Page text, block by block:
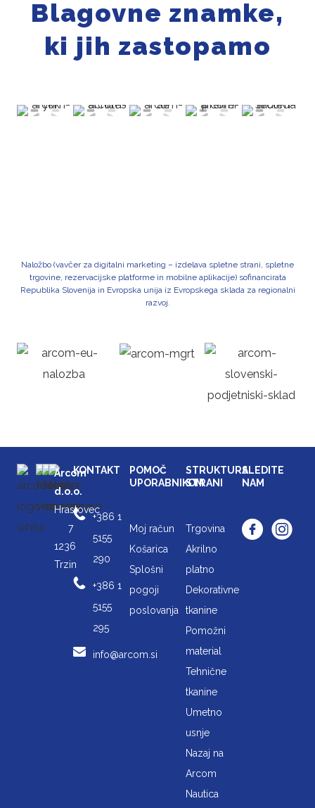
Blagovne znamke,
ki jih zastopamo
Naložbo (vavčer za digitalni marketing – izdelava spletne strani, spletne
trgovine, rezervacijske platforme in mobilne aplikacije) sofinancirata
Republika Slovenija in Evropska unija iz Evropskega sklada za regionalni
razvoj.
Arcom
d.o.o.
Hrastovec
7
1236
Trzin
KONTAKT
+386 1
5155
290
+386 1
5155
295
info@arcom.si
POMOČ
UPORABNIKOM
Moj račun
Košarica
Splošni
pogoji
poslovanja
STRUKTURA
STRANI
Trgovina
Akrilno
platno
Dekorativne
tkanine
Pomožni
material
Tehnične
tkanine
Umetno
usnje
Nazaj na
Arcom
Nautica
SLEDITE
NAM